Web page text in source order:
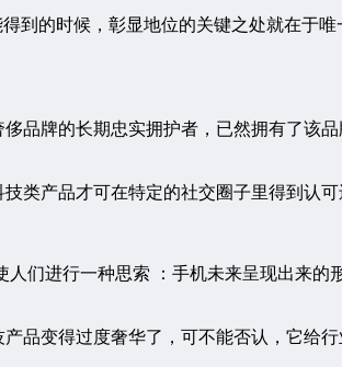
到的时候，彰显地位的关键之处就在于
品牌的长期忠实拥护者，已然拥有了该
产品才可在特定的社交圈子里得到认
们进行一种思索 ：手机未来呈现出来
品变得过度奢华了，可不能否认，它给